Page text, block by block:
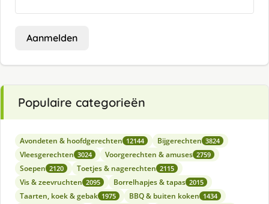
Aanmelden
Populaire categorieën
Avondeten & hoofdgerechten 12144 Bijgerechten 3824
Vleesgerechten 3024 Voorgerechten & amuses 2759
Soepen 2120 Toetjes & nagerechten 2115
Vis & zeevruchten 2095 Borrelhapjes & tapas 2015
Taarten, koek & gebak 1975 BBQ & buiten koken 1434